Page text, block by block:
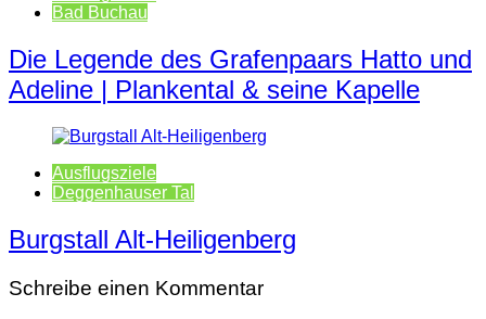
Bad Buchau
Die Legende des Grafenpaars Hatto und
Adeline | Plankental & seine Kapelle
Ausflugsziele
Deggenhauser Tal
Burgstall Alt-Heiligenberg
Schreibe einen Kommentar